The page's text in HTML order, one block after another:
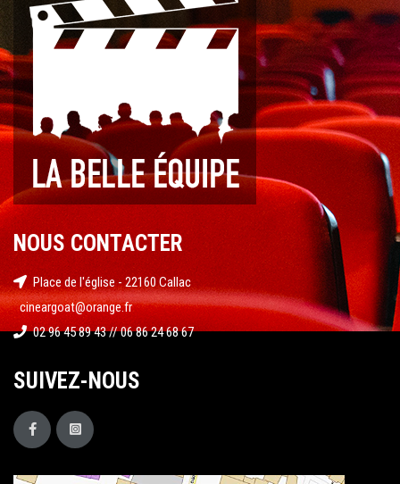
NOUS CONTACTER
Place de l'église - 22160 Callac
cineargoat@orange.fr
02 96 45 89 43 // 06 86 24 68 67
SUIVEZ-NOUS